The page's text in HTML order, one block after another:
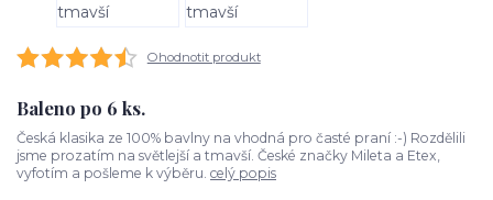
Ohodnotit produkt
Baleno po 6 ks.
Česká klasika ze 100% bavlny na vhodná pro časté praní :-) Rozdělili
jsme prozatím na světlejší a tmavší. České značky Mileta a Etex,
vyfotím a pošleme k výběru. celý popis